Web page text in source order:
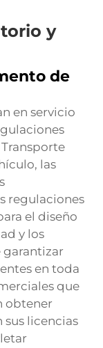
y
de
en servicio
las
regulaciones
el diseño
y los
garantizar
en toda
que
obtener
sus licencias